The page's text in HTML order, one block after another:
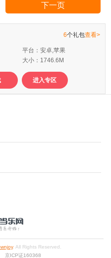
下一页
6个礼包查看>
平台：安卓,苹果
大小：1746.6M
进入专区
. All Rights Reserved.
京ICP证160368